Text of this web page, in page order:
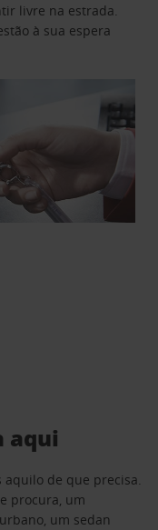
livre na estrada.
à sua espera
aqui
aquilo de que precisa.
procura, um
um sedan